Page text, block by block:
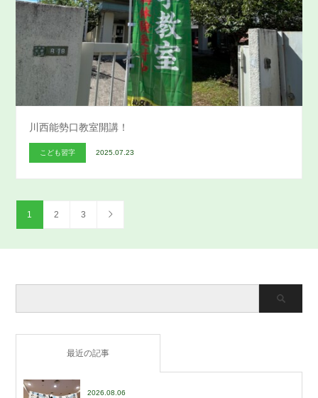
川西能勢口教室開講！
こども習字 2025.07.23
1 2 3
最近の記事
2026.08.06